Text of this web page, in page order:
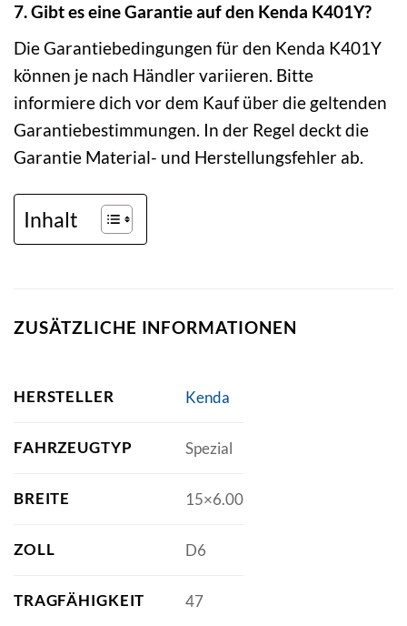
7. Gibt es eine Garantie auf den Kenda K401Y?
Die Garantiebedingungen für den Kenda K401Y
können je nach Händler variieren. Bitte
informiere dich vor dem Kauf über die geltenden
Garantiebestimmungen. In der Regel deckt die
Garantie Material- und Herstellungsfehler ab.
Inhalt
ZUSÄTZLICHE INFORMATIONEN
HERSTELLER Kenda
FAHRZEUGTYP Spezial
BREITE 15×6.00
ZOLL D6
TRAGFÄHIGKEIT 47